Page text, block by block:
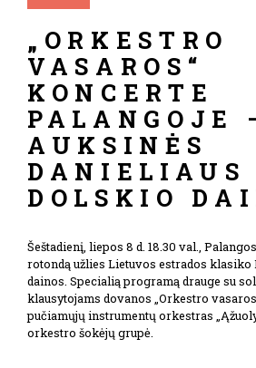
„ORKESTRO
VASAROS“
KONCERTE
PALANGOJE
AUKSINĖS
DANIELIAUS
DOLSKIO
Šeštadienį, liepos 8 d. 18.30 val.,
rotondą užlies Lietuvos estrados klasiko
dainos. Specialią programą drauge su
klausytojams dovanos „Orkestro
pučiamųjų instrumentų orkestras
orkestro šokėjų grupė.